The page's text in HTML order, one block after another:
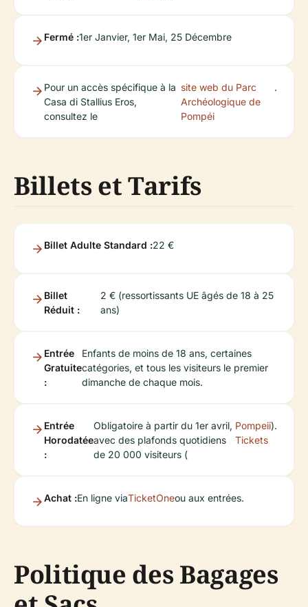
Fermé :1er Janvier, 1er Mai, 25 Décembre
Pour un accès spécifique à la
Casa di Stallius Eros,
consultez le
site web du Parc
Archéologique de
Pompéi
.
Billets et Tarifs
Billet Adulte Standard :22 €
Billet
Réduit :
2 € (ressortissants UE âgés de 18 à 25
ans)
Entrée
Gratuite
:
Enfants de moins de 18 ans, certaines
catégories, et tous les visiteurs le premier
dimanche de chaque mois.
Entrée
Horodatée
:
Obligatoire à partir du 1er avril,
avec des plafonds quotidiens
de 20 000 visiteurs (
Pompeii
Tickets
).
Achat :En ligne viaTicketOneou aux entrées.
Politique des Bagages